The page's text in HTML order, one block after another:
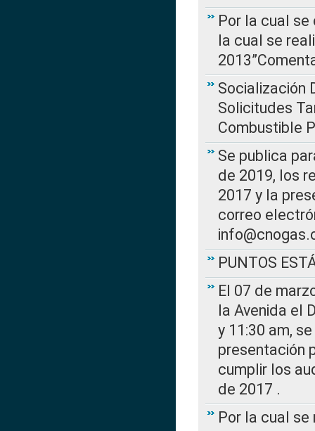
Por la cual se
la cual se
Socialización
Solicitudes
Combustible
Se publica
de 2019, los
2017 y la
correo
PUNTOS
El 07 de
la Avenida el
y 11:30 am,
presentación
cumplir los
de 2017 .
Por la cual se